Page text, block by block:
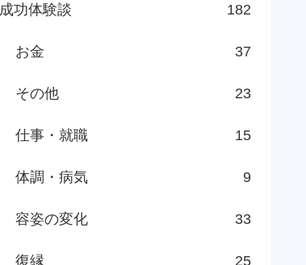
成功体験談 182
お金 37
その他 23
仕事・就職 15
体調・病気 9
容姿の変化 33
復縁 25